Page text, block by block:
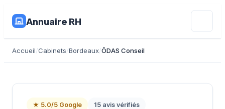
Annuaire RH
Accueil Cabinets Bordeaux ŌDAS Conseil
★ 5.0/5 Google 15 avis vérifiés